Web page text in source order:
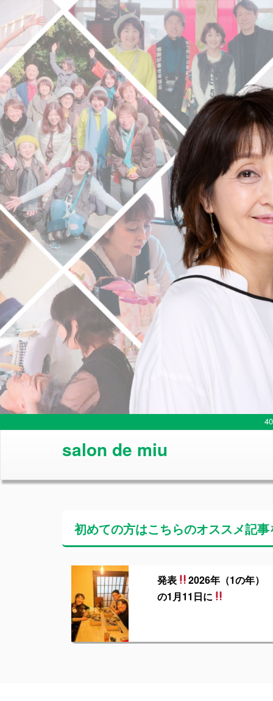
salon de miu
初めての方はこちらのオススメ記
発表
2026年（1の年）
の1月11日に